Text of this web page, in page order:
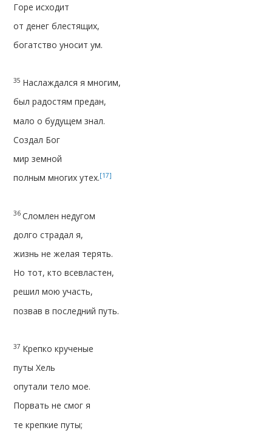
Горе исходит
от денег блестящих,
богатство уносит ум.
35 Наслаждался я многим,
был радостям предан,
мало о будущем знал.
Создал Бог
мир земной
полным многих утех.[17]
36 Сломлен недугом
долго страдал я,
жизнь не желая терять.
Но тот, кто всевластен,
решил мою участь,
позвав в последний путь.
37 Крепко крученые
путы Хель
опутали тело мое.
Порвать не смог я
те крепкие путы;